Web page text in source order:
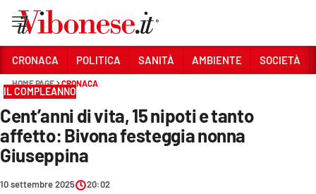
Sezioni
CRONACA
POLITICA
CRONACA POLITICA SANITÀ AMBIENTE SOCIETÀ
HOME PAGE CRONACA
IL COMPLEANNO
Cent’anni di vita, 15 nipoti e tanto
affetto: Bivona festeggia nonna
Giuseppina
10 settembre 2025 20:02